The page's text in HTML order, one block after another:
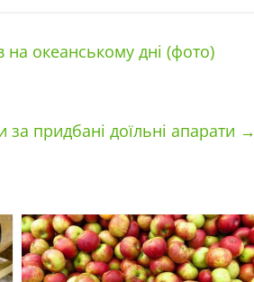
на океанському дні (фото)
придбані доїльні апарати →